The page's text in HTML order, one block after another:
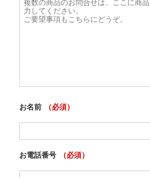
お名前 （必須）
お電話番号 （必須）